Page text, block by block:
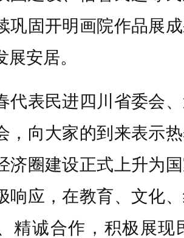
巩固开明画院作品展
安居。
表民进四川省委会、
，向大家的到来表示
济圈建设正式上升为
响应，在教育、文化
精诚合作，积极展现